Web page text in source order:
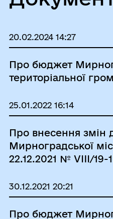
20.02.2024 14:27
Про бюджет
територіальної
25.01.2022 16:14
Про внесення змін
Мирноградської
22.12.2021 № VIII/
територіальної
30.12.2021 20:21
Про бюджет